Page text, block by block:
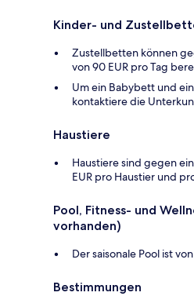
Kinder- und
Zustellbetten können
von 90 EUR pro Tag
Um ein Babybett und
kontaktiere die
Haustiere
Haustiere sind gegen
EUR pro Haustier und
Pool, Fitness- und
vorhanden)
Der saisonale Pool ist
Bestimmungen